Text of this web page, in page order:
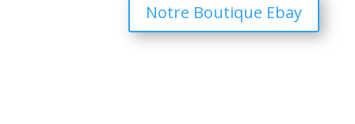
Notre Boutique Ebay